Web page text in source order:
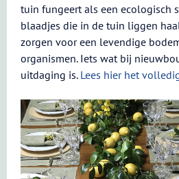
tuin fungeert als een ecologisch
blaadjes die in de tuin liggen
zorgen voor een levendige
organismen. Iets wat bij
uitdaging is. Lees hier het